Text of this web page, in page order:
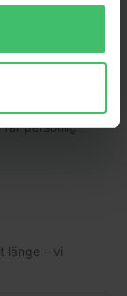
för att följa
får personlig
länge – vi